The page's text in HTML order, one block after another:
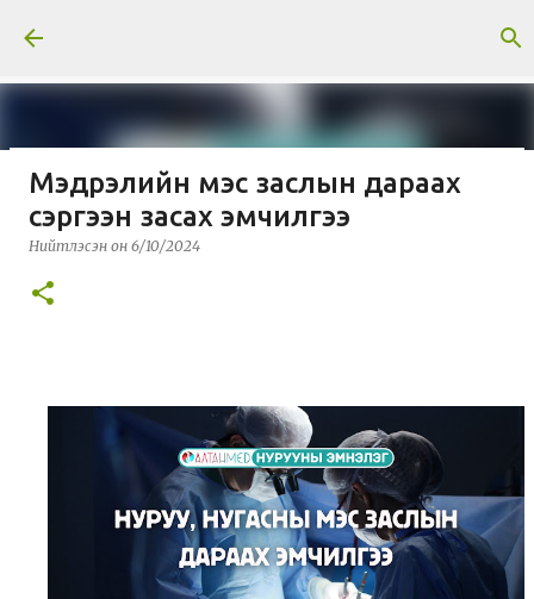
Тусгай нийтлэл: Гавриил
Абрамович Илизаров
Мэдрэлийн мэс заслын дараах
сэргээн засах эмчилгээ
Нийтлэсэн он 6/10/2024